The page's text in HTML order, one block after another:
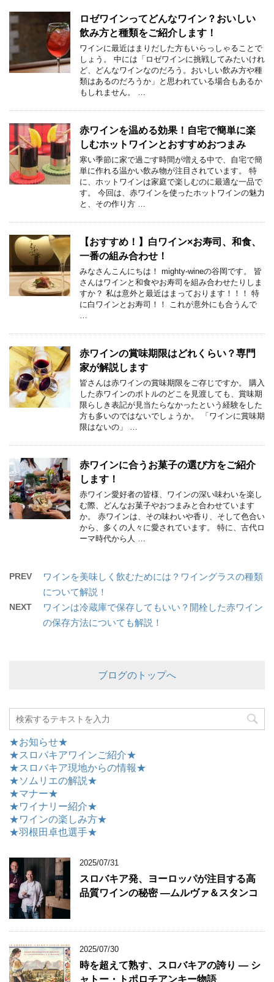
ロゼワインってどんなワイン？おいしい
飲み方と種類をご紹介します！
ワインに最近はまりだした方もいらっしゃることで
しょう。 中には「ロゼワインに挑戦してみたいけれ
ど、どんなワインなのだろう。おいしい飲み方や種
類はあるのだろうか」と思われている場合もあるか
もしれません。 …
赤ワインを温める効果！自宅で簡単に楽
しむホットワインとおすすめおつまみ
寒い季節に家で過ごす時間が増える中で、自宅で簡
単に作れる温かい飲み物が注目されています。 特
に、ホットワインは家庭で楽しむのに最適な一品で
す。 今回は、赤ワインを使ったホットワインの魅力
と、その作り方 …
【おすすめ！】白ワイン×お寿司、和食、
一番の組み合わせ！
みなさんこんにちは！ mighty-wineの谷岡です。 皆
さんはワインと和食やお寿司を組み合わせたりしま
すか？ 私は意外と最近はまっております！！！ 特
に白ワインとお寿司！！ これが意外にも合うんで
…
赤ワインの賞味期限はどれくらい？専門
家が解説します
皆さんは赤ワインの賞味期限をご存じですか。 購入
した赤ワインのボトルのどこを見渡しても、賞味期
限らしき表記が見当たらなかったという経験をした
方も多いのではないでしょうか。 「ワインに賞味期
限はないの」 …
赤ワインに合うお菓子の選び方をご紹介
します！
赤ワイン愛好者の皆様、ワインの深い味わいを楽し
む際、どんなお菓子やおつまみと合わせています
か。 赤ワインは、その味わいや香り、そして色合い
から、多くの人々に愛されています。 特に、古代ロ
ーマ時代から人 …
PREV
ワインを美味しく飲むためには？ワイングラスの種類
について解説！
NEXT
ワインは冷蔵庫で保存してもいい？開栓した赤ワイン
の保存方法についても解説！
ブログのトップへ
★お知らせ★
★スロバキアワインご紹介★
★スロバキア現地からの情報★
★ソムリエの解説★
★マナー★
★ワイナリー紹介★
★ワインの楽しみ方★
★羽根田卓也選手★
2025/07/31
スロバキア発、ヨーロッパが注目する高
品質ワインの秘密 ―ムルヴァ＆スタンコ
2025/07/30
時を超えて熟す、スロバキアの誇り ― シ
ャトー・トポロチアンキー物語